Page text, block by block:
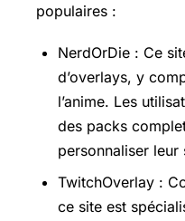
populaires :
NerdOrDie : Ce
d’overlays, y
l’anime. Les
des packs
personnaliser leur
TwitchOverlay :
ce site est